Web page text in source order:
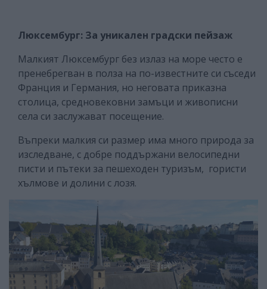
Люксембург: За уникален градски пейзаж
Малкият Люксембург без излаз на море често е
пренебрегван в полза на по-известните си съседи
Франция и Германия, но неговата приказна
столица, средновековни замъци и живописни
села си заслужават посещение.
Въпреки малкия си размер има много природа за
изследване, с добре поддържани велосипедни
писти и пътеки за пешеходен туризъм, гористи
хълмове и долини с лозя.